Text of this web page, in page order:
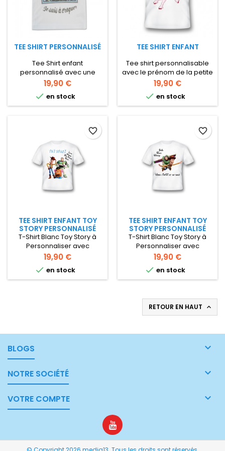
TEE SHIRT PERSONNALISÉ
Tee Shirt enfant
personnalisé avec une
photo, dessin ou texte T-
shirt pour enfant dès 2 ans
Prix
19,90 €
 en stock
TEE SHIRT ENFANT
Tee shirt personnalisable
avec le prénom de la petite
fille motif licorne avec
papillons
Prix
19,90 €
 en stock
TEE SHIRT ENFANT TOY
STORY PERSONNALISÉ
T-Shirt Blanc Toy Story à
Personnaliser avec
prénom T-shirt Blanc avec
dessin Toy Story a
personnaliser avec le
prénom de votre enfant
Prix
19,90 €
 en stock
favorite_border
TEE SHIRT ENFANT TOY
STORY PERSONNALISÉ
T-Shirt Blanc Toy Story à
Personnaliser avec
prénom T-shirt Blanc avec
dessin Toy Story a
personnaliser avec le
prénom de votre enfant
Prix
19,90 €
 en stock
favorite_border
RETOUR EN HAUT 
BLOGS 
NOTRE SOCIÉTÉ 
VOTRE COMPTE 